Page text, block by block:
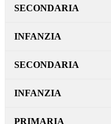
SECONDARIA
INFANZIA
SECONDARIA
INFANZIA
PRIMARIA